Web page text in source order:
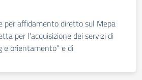
per affidamento diretto sul Mepa
per l’acquisizione dei servizi di
e orientamento” e di